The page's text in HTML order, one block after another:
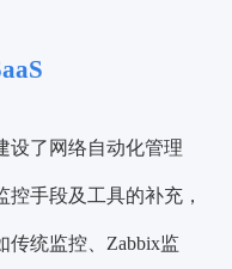
设了网络自动化管理
控手段及工具的补充，
传统监控、Zabbix监